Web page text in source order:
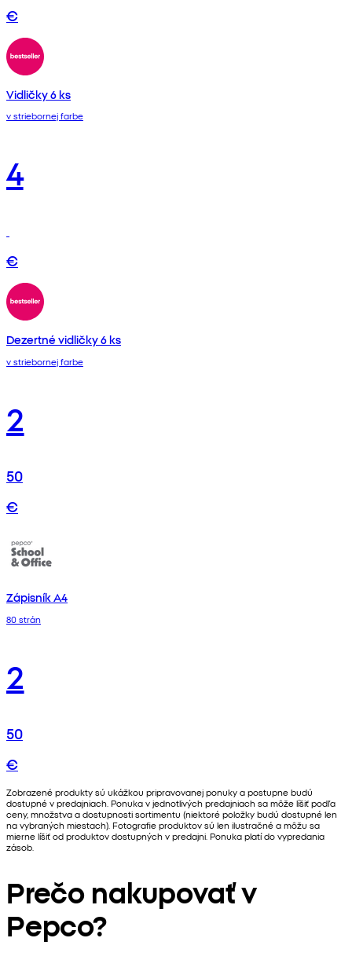
€
Vidličky 6 ks
v striebornej farbe
4
€
Dezertné vidličky 6 ks
v striebornej farbe
2
50
€
Zápisník A4
80 strán
2
50
€
Zobrazené produkty sú ukážkou pripravovanej ponuky a postupne budú
dostupné v predajniach. Ponuka v jednotlivých predajniach sa môže líšiť podľa
ceny, množstva a dostupnosti sortimentu (niektoré položky budú dostupné len
na vybraných miestach). Fotografie produktov sú len ilustračné a môžu sa
mierne líšiť od produktov dostupných v predajni. Ponuka platí do vypredania
zásob.
Prečo nakupovať v
Pepco?